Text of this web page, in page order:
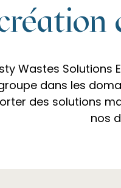
Wastes
dans les
des solutions
nos